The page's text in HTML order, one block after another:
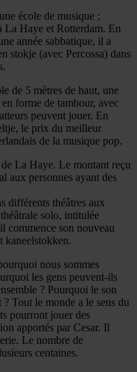
école de musique ;
La Haye et Rotterdam. En
année sabbatique, il a
stokje (avec Percossa) dans
de 5 mètres de haut, une
forme de tambour, avec
peuvent jouer. En
le prix du meilleur
de la musique pop.
La Haye. Le montant reçu
aux personnes ayant des
différents théâtres aux
solo, intitulée
commence son nouveau
kaneelstokken.
nous sommes
les gens peuvent-ils
? Pourquoi le son
Tout le monde a le sens du
pourront jouer des
apportés par Cesar. Il
Le nombre de
centaines.